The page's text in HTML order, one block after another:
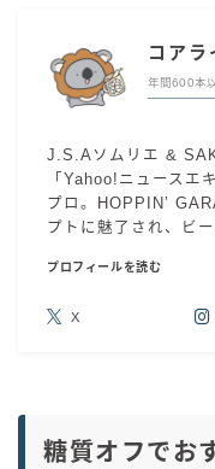
コアラ
年間600本
J.S.Aソムリエ &
「Yahoo!ニュースエ
プロ。HOPPIN’
プトに魅了され、ビ
プロフィールを読む
X
糖質オフでお